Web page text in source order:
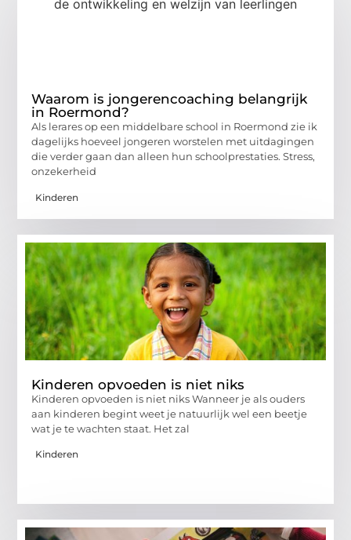
Waarom is jongerencoaching belangrijk
in Roermond?
Als lerares op een middelbare school in Roermond zie ik
dagelijks hoeveel jongeren worstelen met uitdagingen
die verder gaan dan alleen hun schoolprestaties. Stress,
onzekerheid
Kinderen
Kinderen opvoeden is niet niks
Kinderen opvoeden is niet niks Wanneer je als ouders
aan kinderen begint weet je natuurlijk wel een beetje
wat je te wachten staat. Het zal
Kinderen